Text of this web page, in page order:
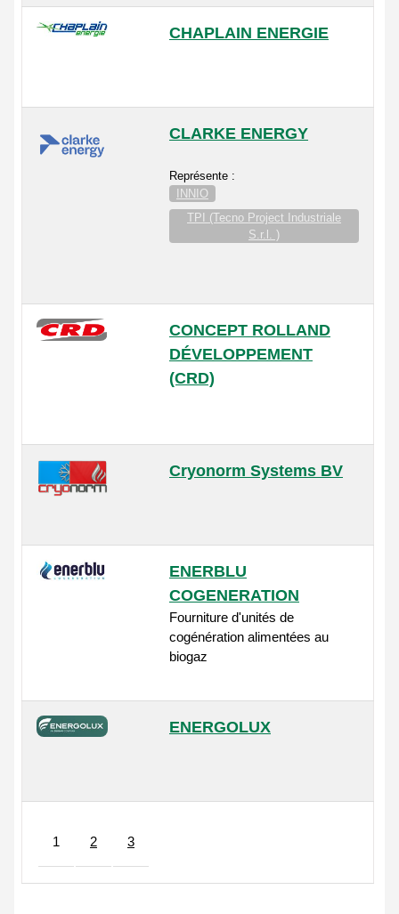
CHAPLAIN ENERGIE
CLARKE ENERGY
Représente :
INNIO
TPI (Tecno Project Industriale
S.r.l. )
CONCEPT ROLLAND
DÉVELOPPEMENT
(CRD)
Cryonorm Systems BV
ENERBLU
COGENERATION
Fourniture d'unités de
cogénération alimentées au
biogaz
ENERGOLUX
1 2 3